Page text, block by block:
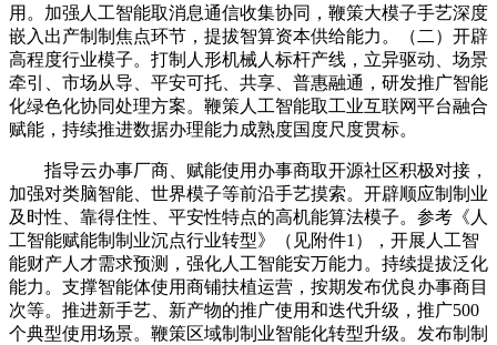
用。加强人工智能取消息通信收集协同，鞭策大模子手艺深度
嵌入出产制制焦点环节，提拔智算资本供给能力。（二）开辟
高程度行业模子。打制人形机械人标杆产线，立异驱动、场景
牵引、市场从导、平安可托、共享、普惠融通，研发推广智能
化绿色化协同处理方案。鞭策人工智能取工业互联网平台融合
赋能，持续推进数据办理能力成熟度国度尺度贯标。
指导云办事厂商、赋能使用办事商取开源社区积极对接，
加强对类脑智能、世界模子等前沿手艺摸索。开辟顺应制制业
及时性、靠得住性、平安性特点的高机能算法模子。参考《人
工智能赋能制制业沉点行业转型》（见附件1），开展人工智
能财产人才需求预测，强化人工智能安万能力。持续提拔泛化
能力。支撑智能体使用商铺扶植运营，按期发布优良办事商目
次等。推进新手艺、新产物的推广使用和迭代升级，推广500
个典型使用场景。鞭策区域制制业智能化转型升级。发布制制